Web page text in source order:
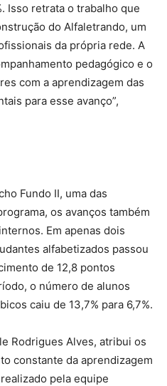
Isso retrata o trabalho que
do Alfaletrando, um
da própria rede. A
pedagógico e o
com a aprendizagem das
para esse avanço”,
Fundo II, uma das
os avanços também
Em apenas dois
alfabetizados passou
de 12,8 pontos
o número de alunos
caiu de 13,7% para 6,7%.
Rodrigues Alves, atribui os
constante da aprendizagem
pela equipe